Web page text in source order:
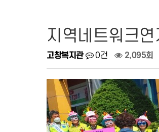
지역네트워크
고창복지관 0건 2,095회